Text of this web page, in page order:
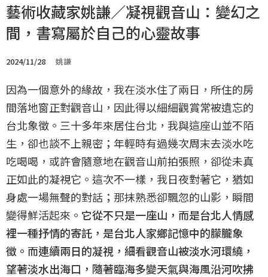
藝術收藏家姚謙／凝視觀音山：變幻之
間，書寫屬於自己的心靈故事
2024/11/28 姚謙
因為一個意外的緣故，我在淡水住了兩日，所住的房
間落地窗正對觀音山，因此得以細細觀賞常被遺忘的
台北象徵。三十多年來居住台北，我與這座山並不陌
生，卻也談不上親密；年輕時有過幾次周末去淡水吃
吃喝喝，或許會隨意地在觀音山前拍張照，卻從未真
正如此的凝視它。這次不一樣，我日夜對著它，猶如
身處一場無聲的對話；那抹熟悉卻飄忽的山影，瞬間
變得鮮活起來。 它從不只是一座山，而是台北人情感
裡一種抒情的寄託，是台北人家鄉記憶中的朦朧象
徵。而連續兩日的凝視，細看觀音山被淡水河環繞，
望著淡水出海口，隨著臨海多變天氣與海風沿河吹拂